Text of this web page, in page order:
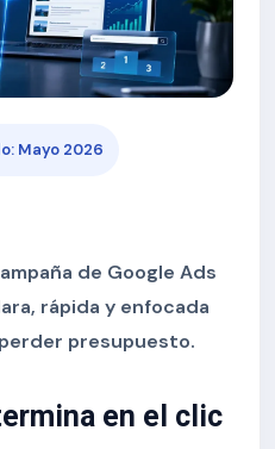
Mayo 2026
de Google Ads
rápida y enfocada
presupuesto.
en el clic